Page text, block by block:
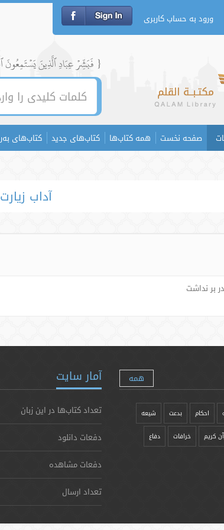
ورود به حساب کاربری
{ فَبَشِّرۡ عِبَادِ ٱلَّذِينَ يَسۡتَمِعُونَ
صفحه نخست همه کتاب‌ها کتاب‌های جدید کتاب‌های
آداب
بر نداشت
همه
احکام بدعت شیعه
کریم خرافات دفاع
آمار سایت
تعداد کتاب‌ها در این زبان
دفعات دانلود
دفعات مشاهده
تعداد ارسال